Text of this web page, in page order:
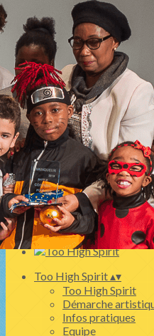
Exporter les lignes
Exporter toutes les colonnes
Exporter uniquement les
Menu
<
>
SPECTACLE HIP HOP
Ghôst Flow Battle Jam
Les spectacles
Billetterie
Ajoutez un logo, un bouton,
Cliquez pour éditer
Too High Spirit▴▾
Too High Spirit
Démarche
Infos pratiques
Equipe